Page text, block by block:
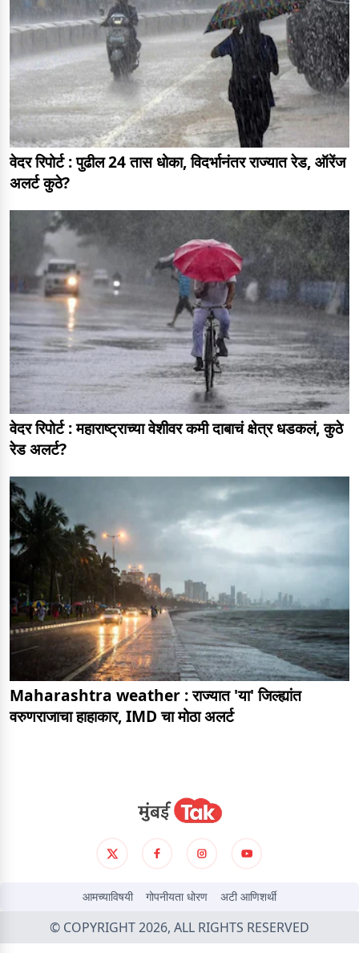
वेदर रिपोर्ट : पुढील 24 तास धोका, विदर्भानंतर राज्यात रेड, ऑरेंज
अलर्ट कुठे?
वेदर रिपोर्ट : महाराष्ट्राच्या वेशीवर कमी दाबाचं क्षेत्र धडकलं, कुठे
रेड अलर्ट?
Maharashtra weather : राज्यात 'या' जिल्ह्यांत
वरुणराजाचा हाहाकार, IMD चा मोठा अलर्ट
आमच्याविषयी गोपनीयता धोरण अटी आणिशर्थी
© COPYRIGHT 2026, ALL RIGHTS RESERVED